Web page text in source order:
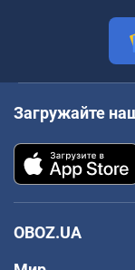
Загружайте
OBOZ.UA